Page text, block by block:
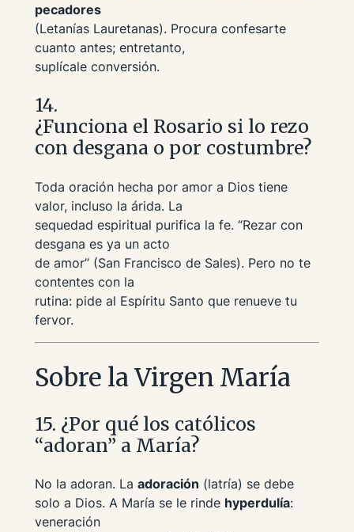
pecadores
(Letanías Lauretanas). Procura confesarte
cuanto antes; entretanto,
suplícale conversión.
14.
¿Funciona el Rosario si lo rezo
con desgana o por costumbre?
Toda oración hecha por amor a Dios tiene
valor, incluso la árida. La
sequedad espiritual purifica la fe. “Rezar con
desgana es ya un acto
de amor”(San Francisco de Sales). Pero no te
contentes con la
rutina: pide al Espíritu Santo que renueve tu
fervor.
Sobre la Virgen María
15. ¿Por qué los católicos
“adoran” a María?
No la adoran. La adoración (latría) se debe
solo a Dios. A María se le rinde hyperdulía:
veneración